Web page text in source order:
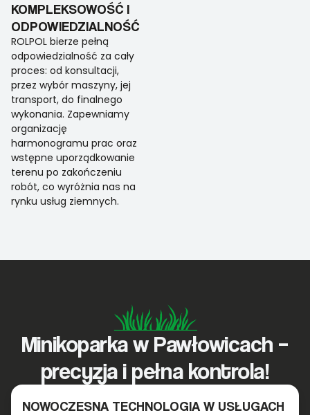
KOMPLEKSOWOŚĆ I
ODPOWIEDZIALNOŚĆ
ROLPOL bierze pełną
odpowiedzialność za cały
proces: od konsultacji,
przez wybór maszyny, jej
transport, do finalnego
wykonania. Zapewniamy
organizację
harmonogramu prac oraz
wstępne uporządkowanie
terenu po zakończeniu
robót, co wyróżnia nas na
rynku usług ziemnych.
Minikoparka w Pawłowicach –
precyzja i pełna kontrola!
NOWOCZESNA TECHNOLOGIA W USŁUGACH